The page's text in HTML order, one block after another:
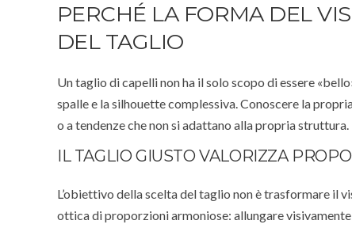
PERCHÉ LA FORMA DEL
DEL TAGLIO
Un taglio di capelli non ha il solo scopo di essere
spalle e la silhouette complessiva. Conoscere la
o a tendenze che non si adattano alla propria struttura.
IL TAGLIO GIUSTO VALORIZZA
L’obiettivo della scelta del taglio non è trasformare il
ottica di proporzioni armoniose: allungare